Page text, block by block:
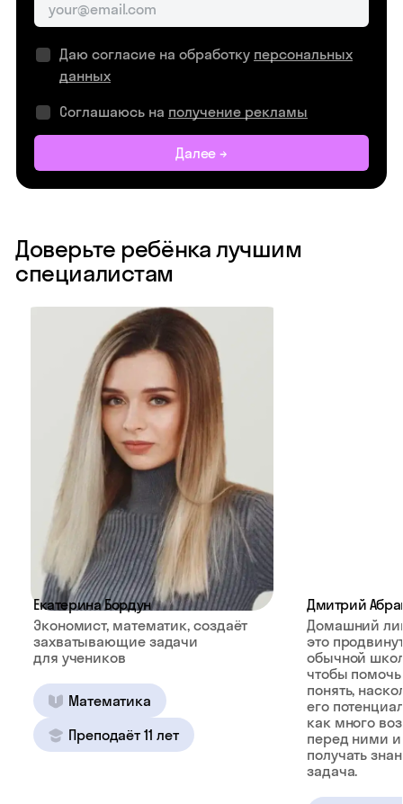
Даю согласие на обработку персональных
данных
Соглашаюсь на получение рекламы
Далее →
Доверьте ребёнка лучшим
специалистам
Екатерина Бордун
Экономист, математик, создаёт
захватывающие задачи
для учеников
Математика
Преподаёт 11 лет
Дмитрий
Домашний
это
обычной
чтобы
понять,
его
как много
перед ними и
получать
задача.